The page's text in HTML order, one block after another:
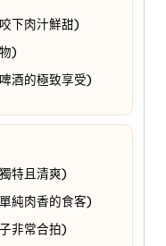
下肉汁鮮甜)
)
酒的極致享受)
特且清爽)
純肉香的食客)
非常合拍)